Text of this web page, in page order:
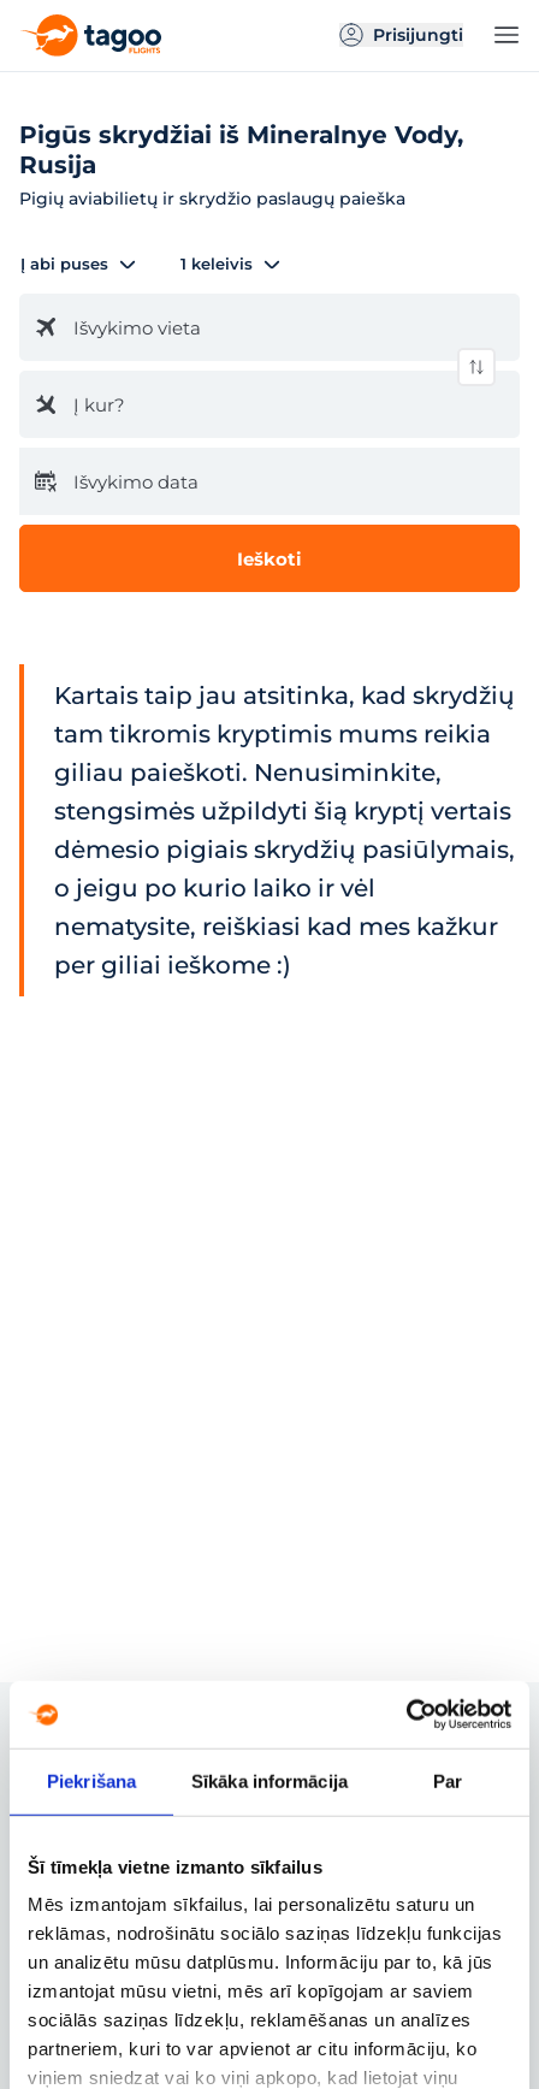
Piekrišana Sīkāka informācija Par
Šī tīmekļa vietne izmanto sīkfailus
Mēs izmantojam sīkfailus, lai personalizētu saturu un
reklāmas, nodrošinātu sociālo saziņas līdzekļu funkcijas
un analizētu mūsu datplūsmu. Informāciju par to, kā jūs
izmantojat mūsu vietni, mēs arī kopīgojam ar saviem
sociālās saziņas līdzekļu, reklamēšanas un analīzes
partneriem, kuri to var apvienot ar citu informāciju, ko
viņiem sniedzat vai ko viņi apkopo, kad lietojat viņu
Prisijungti
Pigūs skrydžiai iš Mineralnye Vody,
Rusija
Pigių aviabilietų ir skrydžio paslaugų paieška
Į abi puses 1 keleivis
Išvykimo vieta
Į kur?
Išvykimo data
Ieškoti
Kartais taip jau atsitinka, kad skrydžių
tam tikromis kryptimis mums reikia
giliau paieškoti. Nenusiminkite,
stengsimės užpildyti šią kryptį vertais
dėmesio pigiais skrydžių pasiūlymais,
o jeigu po kurio laiko ir vėl
nematysite, reiškiasi kad mes kažkur
per giliai ieškome :)
Užsakymų valdymas
Verslo paskyra
Verslo, tarnybinių ir darbostogų
skrydžių užsakymai